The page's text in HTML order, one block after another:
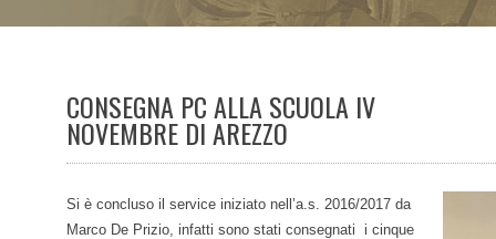
CONSEGNA PC ALLA SCUOLA IV
NOVEMBRE DI AREZZO
Si è concluso il service iniziato nell’a.s. 2016/2017 da
Marco De Prizio, infatti sono stati consegnati i cinque